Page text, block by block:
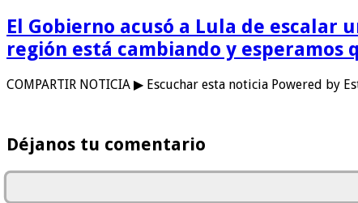
El Gobierno acusó a Lula de
región está cambiando y esperamos
COMPARTIR NOTICIA ▶ Escuchar esta noticia Powered by
Déjanos tu comentario